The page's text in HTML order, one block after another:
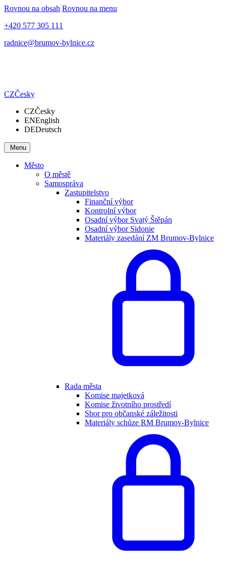
Rovnou na obsah Rovnou na menu
+420 577 305 111
radnice@brumov-bylnice.cz
CZČesky
CZČesky
ENEnglish
DEDeutsch
Menu
Město
O městě
Samospráva
Zastupitelstvo
Finanční výbor
Kontrolní výbor
Osadní výbor Svatý Štěpán
Osadní výbor Sidonie
Materiály zasedání ZM Brumov-Bylnice
Rada města
Komise majetková
Komise životního prostředí
Sbor pro občanské záležitosti
Materiály schůze RM Brumov-Bylnice